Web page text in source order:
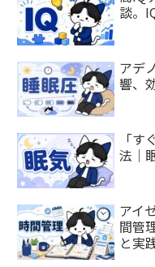
談。
アデ
響、
「
法｜
アイ
間管
と実